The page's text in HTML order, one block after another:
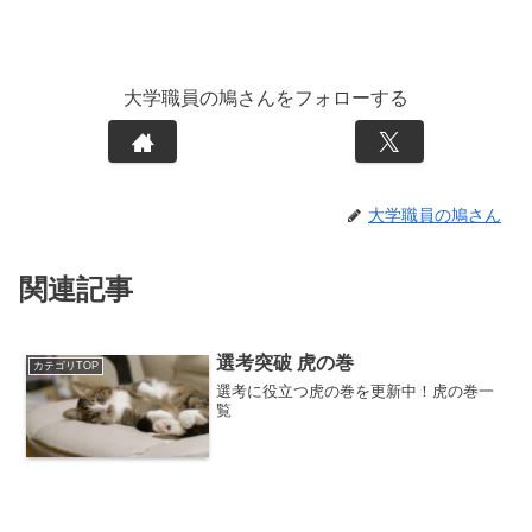
大学職員の鳩さんをフォローする
大学職員の鳩さん
関連記事
カテゴリTOP 選考突破 虎の巻
選考に役立つ虎の巻を更新中！虎の巻一
覧